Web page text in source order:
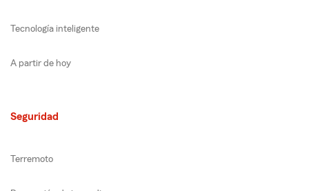
Tecnología inteligente
A partir de hoy
Seguridad
Terremoto